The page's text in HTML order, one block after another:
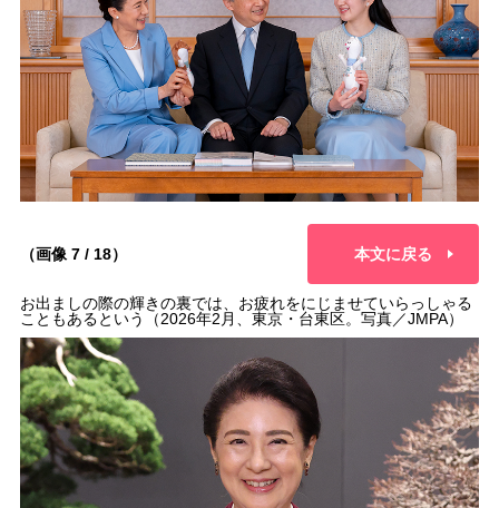
（画像 7 / 18） 本文に戻る
お出ましの際の輝きの裏では、お疲れをにじませていらっしゃる
こともあるという（2026年2月、東京・台東区。写真／JMPA）